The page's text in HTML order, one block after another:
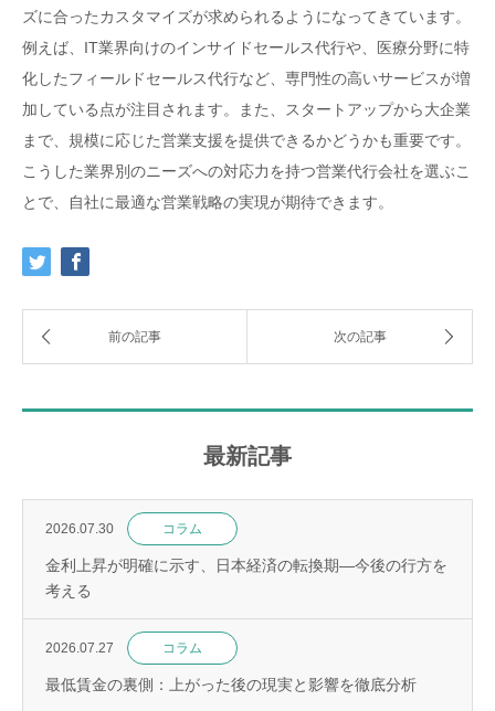
ズに合ったカスタマイズが求められるようになってきています。
例えば、IT業界向けのインサイドセールス代行や、医療分野に特
化したフィールドセールス代行など、専門性の高いサービスが増
加している点が注目されます。また、スタートアップから大企業
まで、規模に応じた営業支援を提供できるかどうかも重要です。
こうした業界別のニーズへの対応力を持つ営業代行会社を選ぶこ
とで、自社に最適な営業戦略の実現が期待できます。
最新記事
2026.07.30 コラム
金利上昇が明確に示す、日本経済の転換期—今後の行方を
考える
2026.07.27 コラム
最低賃金の裏側：上がった後の現実と影響を徹底分析